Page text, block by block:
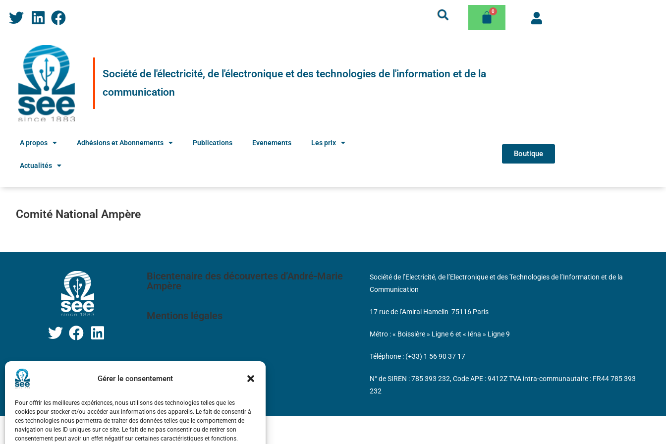
Gérer le consentement
Pour offrir les meilleures expériences, nous utilisons des technologies telles que les
cookies pour stocker et/ou accéder aux informations des appareils. Le fait de consentir à
ces technologies nous permettra de traiter des données telles que le comportement de
navigation ou les ID uniques sur ce site. Le fait de ne pas consentir ou de retirer son
consentement peut avoir un effet négatif sur certaines caractéristiques et fonctions.
Société de l'électricité, de l'électronique et des technologies de l'information et de la
communication
A propos Adhésions et Abonnements Publications Evenements Les prix
Actualités
Boutique
Comité National Ampère
Bicentenaire des découvertes d’André-Marie
Ampère
Mentions légales
Société de l’Electricité, de l’Electronique et des Technologies de l’Information et de la
Communication
17 rue de l’Amiral Hamelin 75116 Paris
Métro : « Boissière » Ligne 6 et « Iéna » Ligne 9
Téléphone : (+33) 1 56 90 37 17
N° de SIREN : 785 393 232, Code APE : 9412Z TVA intra-communautaire : FR44 785 393
232